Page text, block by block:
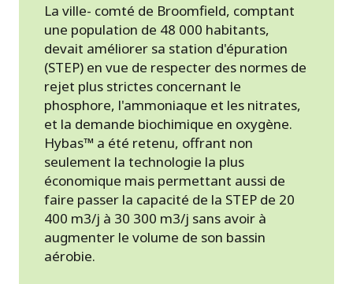
La ville- comté de Broomfield, comptant
une population de 48 000 habitants,
devait améliorer sa station d'épuration
(STEP) en vue de respecter des normes de
rejet plus strictes concernant le
phosphore, l'ammoniaque et les nitrates,
et la demande biochimique en oxygène.
Hybas™ a été retenu, offrant non
seulement la technologie la plus
économique mais permettant aussi de
faire passer la capacité de la STEP de 20
400 m3/j à 30 300 m3/j sans avoir à
augmenter le volume de son bassin
aérobie.